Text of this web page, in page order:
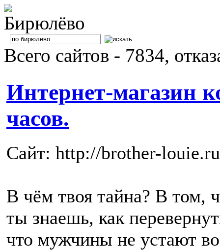
Всего сайтов - 7834,
Интернет-магазин
часов.
Сайт: http://brother-louie.ru
В чём твоя тайна? В том,
ты знаешь, как
что мужчины не устают